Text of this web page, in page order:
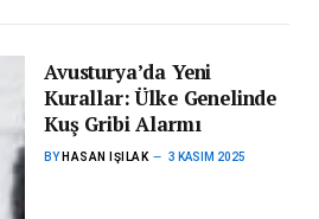
Avusturya’da Yeni
Kurallar: Ülke Genelinde
Kuş Gribi Alarmı
BY HASAN IŞILAK 3 KASIM 2025